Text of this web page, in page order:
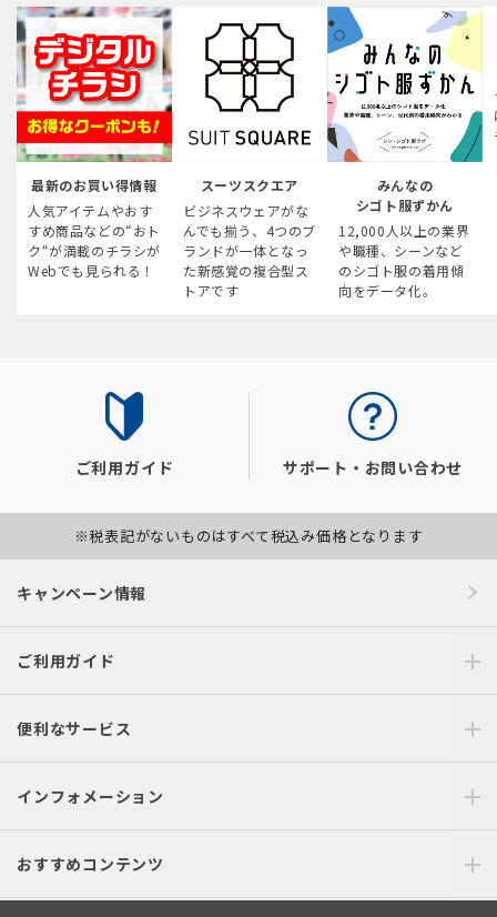
最新のお買い得情報
人気アイテムやおす
すめ商品などの“おト
ク“が満載のチラシが
Webでも見られる！
スーツスクエア
ビジネスウェアがな
んでも揃う、4つのブ
ランドが一体となっ
た新感覚の複合型ス
トアです
みんなの
シゴト服ずかん
12,000人以上の業界
や職種、シーンなど
のシゴト服の着用傾
向をデータ化。
ご利用ガイド サポート・お問い合わせ
※税表記がないものはすべて税込み価格となります
キャンペーン情報
ご利用ガイド
便利なサービス
インフォメーション
おすすめコンテンツ